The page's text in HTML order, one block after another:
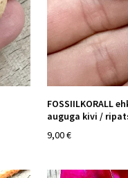
FOSSIILKORALL
auguga kivi /
9,00 €